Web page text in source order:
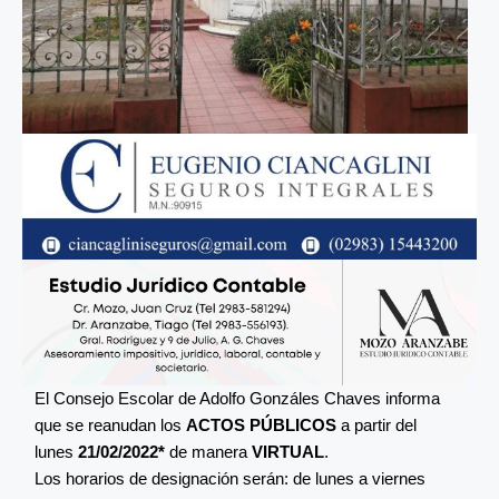
El Consejo Escolar de Adolfo Gonzáles Chaves informa
que se reanudan los ACTOS PÚBLICOS a partir del
lunes 21/02/2022* de manera VIRTUAL.
Los horarios de designación serán: de lunes a viernes